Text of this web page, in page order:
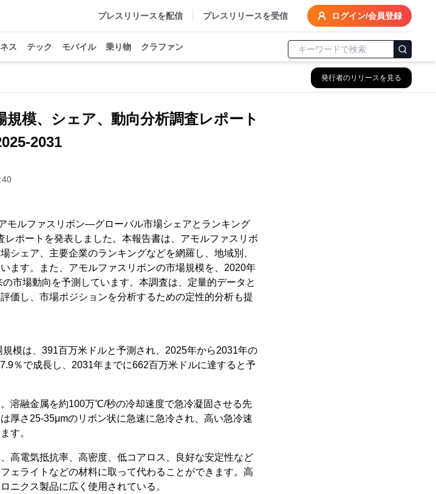
プレスリリースを配信 プレスリリースを受信 ログイン/会員登録
ス テック モバイル 乗り物 クラファン
発行者のリリースを見る
模、シェア、動向分析調査レポート
2031
モルファスリボン―グローバル市場シェアとランキング
レポートを発表しました。本報告書は、アモルファスリボ
シェア、主要企業のランキングなどを網羅し、地域別、
ます。また、アモルファスリボンの市場規模を、2020年
市場動向を予測しています。本調査は、定量的データと
価し、市場ポジションを分析するための定性的分析も提
模は、391百万米ドルと予測され、2025年から2031年の
％で成長し、2031年までに662百万米ドルに達すると予
溶融金属を約100万℃/秒の冷却速度で急冷凝固させる先
厚さ25-35μmのリボン状に急速に急冷され、高い急冷速
す。
高電気抵抗率、高密度、低コアロス、良好な安定性など
ェライトなどの材料に取って代わることができます。高
ニクス製品に広く使用されている。